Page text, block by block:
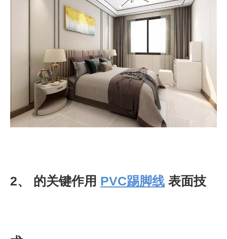
2、 的关键作用 PVC踢脚线 表面技